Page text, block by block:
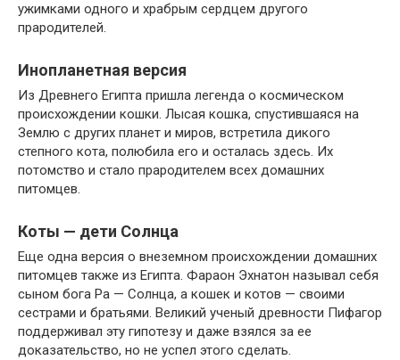
ужимками одного и храбрым сердцем другого
прародителей.
Инопланетная версия
Из Древнего Египта пришла легенда о космическом
происхождении кошки. Лысая кошка, спустившаяся на
Землю с других планет и миров, встретила дикого
степного кота, полюбила его и осталась здесь. Их
потомство и стало прародителем всех домашних
питомцев.
Коты — дети Солнца
Еще одна версия о внеземном происхождении домашних
питомцев также из Египта. Фараон Эхнатон называл себя
сыном бога Ра — Солнца, а кошек и котов — своими
сестрами и братьями. Великий ученый древности Пифагор
поддерживал эту гипотезу и даже взялся за ее
доказательство, но не успел этого сделать.